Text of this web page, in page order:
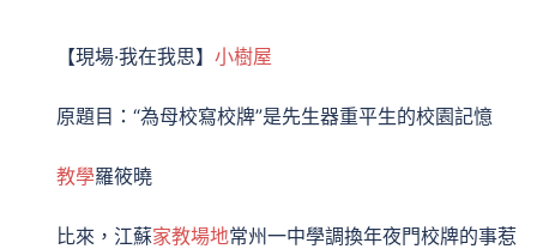
【現場·我在我思】 小樹屋
原題目：“為母校寫校牌”是先生器重平生的校園記憶
教學羅筱曉
比來，江蘇家教場地常州一中學調換年夜門校牌的事惹